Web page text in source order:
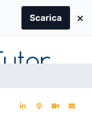
Scarica ×